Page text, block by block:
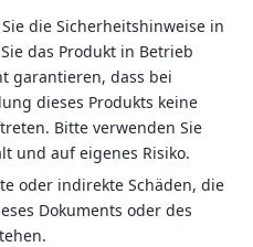
die Sicherheitshinweise in
das Produkt in Betrieb
garantieren, dass bei
dieses Produkts keine
Bitte verwenden Sie
und auf eigenes Risiko.
oder indirekte Schäden, die
Dokuments oder des